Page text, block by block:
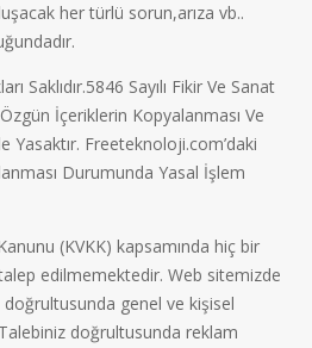
her türlü sorun,arıza vb..
Saklıdır.5846 Sayılı Fikir Ve Sanat
İçeriklerin Kopyalanması Ve
Yasaktır. Freeteknoloji.com’daki
Durumunda Yasal İşlem
(KVKK) kapsamında hiç bir
talep edilmemektedir. Web sitemizde
genel ve kişisel
doğrultusunda reklam